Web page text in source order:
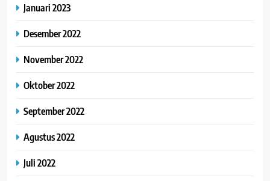
Januari 2023
Desember 2022
November 2022
Oktober 2022
September 2022
Agustus 2022
Juli 2022